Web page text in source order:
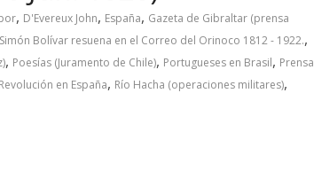
, D'Evereux John, España, Gazeta de Gibraltar (prensa
Bolívar resuena en el Correo del Orinoco 1812 - 1922.,
, Poesías (Juramento de Chile), Portugueses en Brasil, Prensa
Revolución en España, Río Hacha (operaciones militares),